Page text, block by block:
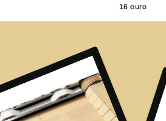
16 euro